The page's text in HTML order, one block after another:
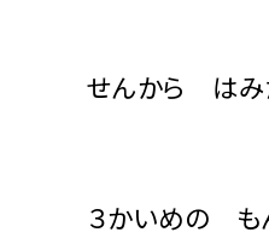
せんから はみ
３かいめの も